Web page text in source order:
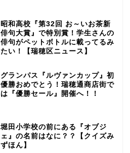
昭和高校『第32回 お～いお茶新
俳句大賞』で特別賞！学生さんの
俳句がペットボトルに載ってるみ
たい！【瑞穂区ニュース】
グランパス『ルヴァンカップ』初
優勝おめでとう！瑞穂通商店街で
は『優勝セール』開催へ！！
堀田小学校の前にある『オブジ
ェ』の名前はなに？？【クイズみ
ずほん】